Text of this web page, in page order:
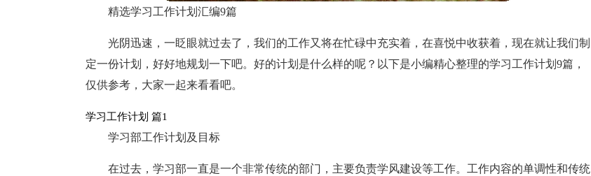
精选学习工作计划汇编9篇
光阴迅速，一眨眼就过去了，我们的工作又将在忙碌中充实着，在喜悦中收获着，现在就让我们制
定一份计划，好好地规划一下吧。好的计划是什么样的呢？以下是小编精心整理的学习工作计划9篇，
仅供参考，大家一起来看看吧。
学习工作计划 篇1
学习部工作计划及目标
在过去，学习部一直是一个非常传统的部门，主要负责学风建设等工作。工作内容的单调性和传统